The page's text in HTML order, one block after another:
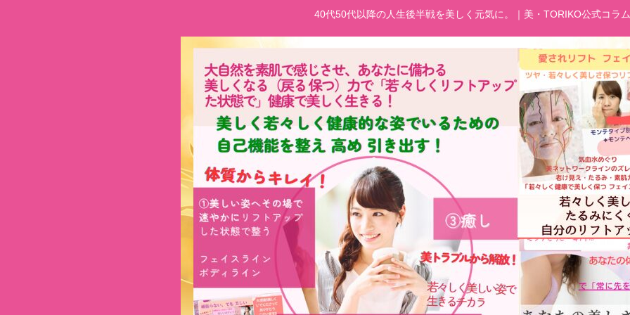
40代50代以降の人生後半戦を美しく元気に。｜美・TORIKO公式コラム